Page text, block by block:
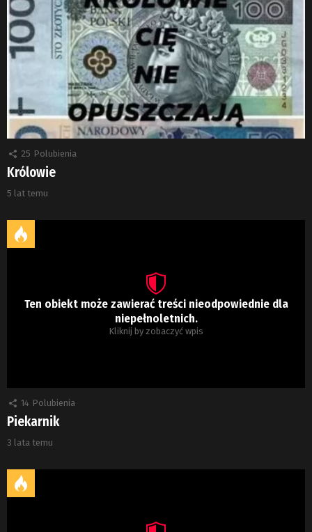
25 Polubienia
Królowie
5 lat temu
Ten obiekt może zawierać treści nieodpowiednie dla
niepełnoletnich.
Kliknij by zobaczyć wpis
14 Polubienia
Piekarnik
3 lata temu